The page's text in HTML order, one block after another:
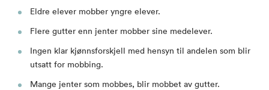
Eldre elever mobber yngre elever.
Flere gutter enn jenter mobber sine medelever.
Ingen klar kjønnsforskjell med hensyn til andelen som blir
utsatt for mobbing.
Mange jenter som mobbes, blir mobbet av gutter.